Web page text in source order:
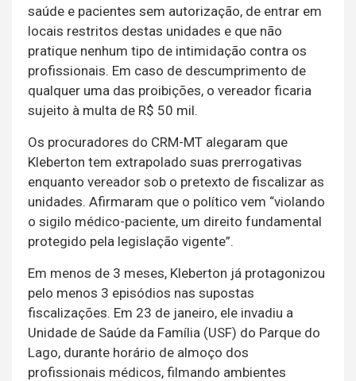
saúde e pacientes sem autorização, de entrar em
locais restritos destas unidades e que não
pratique nenhum tipo de intimidação contra os
profissionais. Em caso de descumprimento de
qualquer uma das proibições, o vereador ficaria
sujeito à multa de R$ 50 mil.
Os procuradores do CRM-MT alegaram que
Kleberton tem extrapolado suas prerrogativas
enquanto vereador sob o pretexto de fiscalizar as
unidades. Afirmaram que o político vem “violando
o sigilo médico-paciente, um direito fundamental
protegido pela legislação vigente”.
Em menos de 3 meses, Kleberton já protagonizou
pelo menos 3 episódios nas supostas
fiscalizações. Em 23 de janeiro, ele invadiu a
Unidade de Saúde da Família (USF) do Parque do
Lago, durante horário de almoço dos
profissionais médicos, filmando ambientes